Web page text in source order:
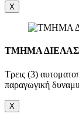
X
ΤΜΗΜΑ
Τρεις (3)
παραγωγική
X